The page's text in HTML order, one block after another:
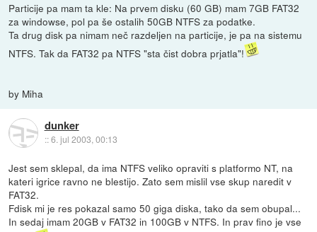
Particije pa mam ta kle: Na prvem disku (60 GB) mam 7GB FAT32
za windowse, pol pa še ostalih 50GB NTFS za podatke.
Ta drug disk pa nimam neč razdeljen na particije, je pa na sistemu
NTFS. Tak da FAT32 pa NTFS "sta čist dobra prjatla"!
by Miha
dunker
::6. jul 2003, 00:13
Jest sem sklepal, da ima NTFS veliko opraviti s platformo NT, na
kateri igrice ravno ne blestijo. Zato sem mislil vse skup naredit v
FAT32.
Fdisk mi je res pokazal samo 50 giga diska, tako da sem obupal...
In sedaj imam 20GB v FAT32 in 100GB v NTFS. In prav fino je vse